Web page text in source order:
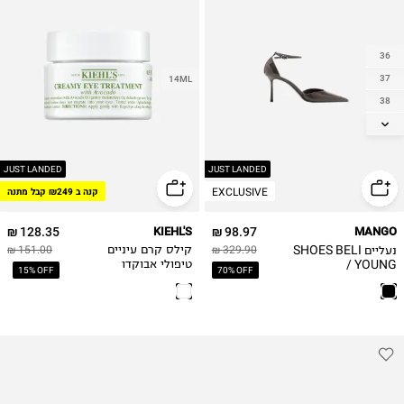
JUST LANDED
EXCLUSIVE
36
37
38
39
98.97 ₪
329.90 ₪
70% OFF
MANGO
נעליים SHOES BELI
/ YOUNG
JUST LANDED
קנה ב ₪249 קבל מתנה
14ML
128.35 ₪
151.00 ₪
15% OFF
KIEHL'S
קילס קרם עיניים
טיפולי אבוקדו